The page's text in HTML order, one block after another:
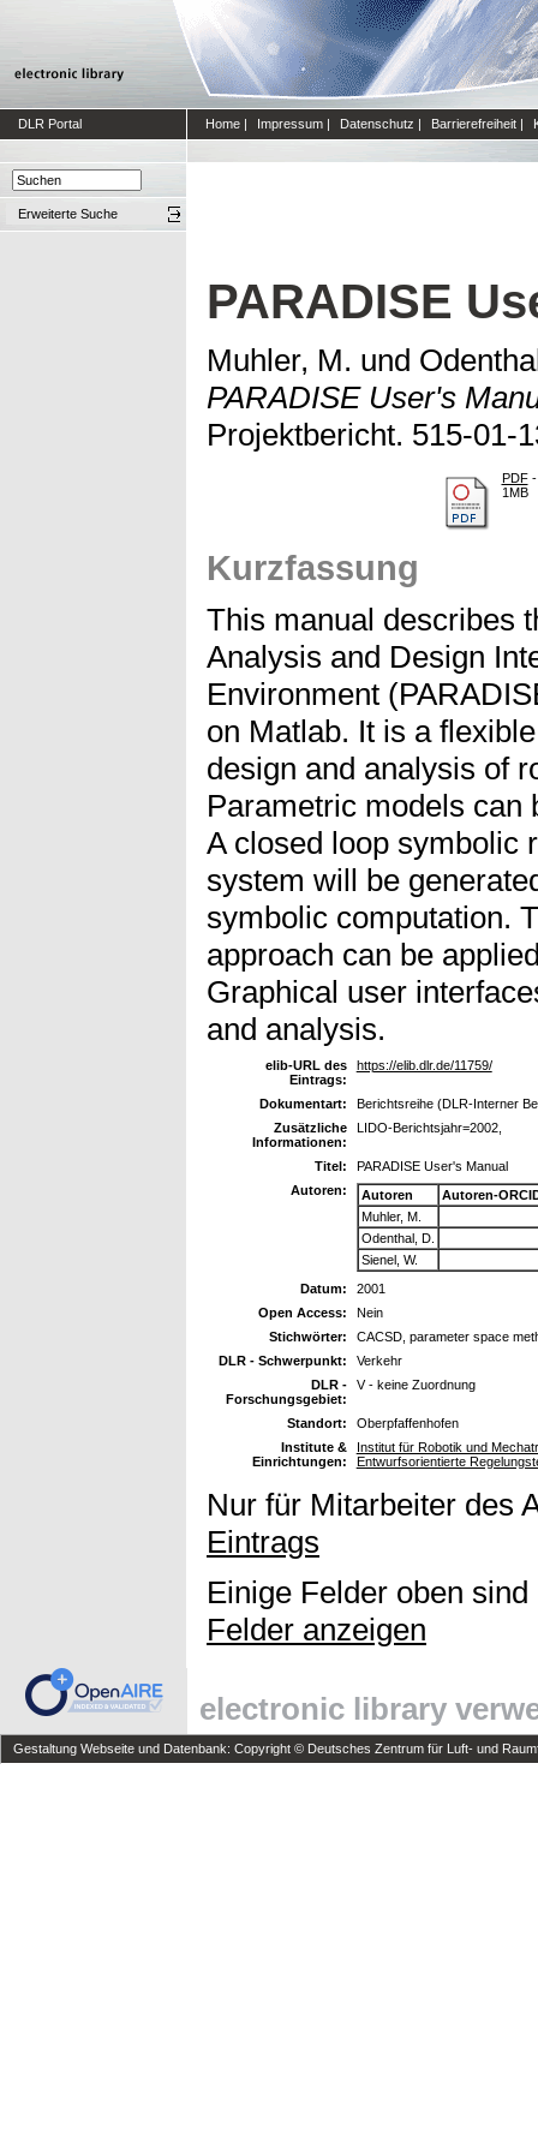
DLR Portal Home | Impressum | Datenschutz | Barrierefreiheit |
Erweiterte Suche
PARADISE
Muhler, M. und
PARADISE User's
Projektbericht. 515-01-
PDF-
1MB
Kurzfassung
This manual describes
Analysis and Design
Environment
on Matlab. It is a
design and analysis of
Parametric models can
A closed loop symbolic
system will be
symbolic computation.
approach can be
Graphical user
and analysis.
elib-URL des
Eintrags:
https://elib.dlr.de/11759/
Dokumentart:
Berichtsreihe (DLR-Interner
Zusätzliche
Informationen:
LIDO-Berichtsjahr=2002,
Titel:
PARADISE User's Manual
Autoren:
Autoren
Autoren-
Muhler, M.
Odenthal, D.
Sienel, W.
Datum:
2001
Open Access:
Nein
Stichwörter:
CACSD, parameter space
DLR - Schwerpunkt:
Verkehr
DLR -
Forschungsgebiet:
V - keine Zuordnung
Standort:
Oberpfaffenhofen
Institute &
Einrichtungen:
Institut für Robotik und
Entwurfsorientierte
Nur für Mitarbeiter des
Eintrags
Einige Felder oben
Felder anzeigen
electronic library
Gestaltung Webseite und Datenbank: Copyright © Deutsches Zentrum für Luft- und